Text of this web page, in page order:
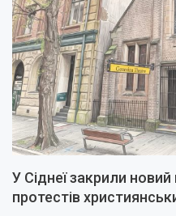
У Сіднеї закрили новий
протестів